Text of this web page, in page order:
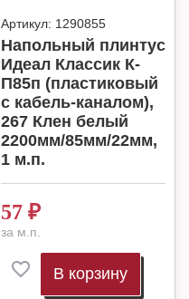
Артикул: 1290855
Напольный плинтус
Идеал Классик К-
П85п (пластиковый
с кабель-каналом),
267 Клен белый
2200мм/85мм/22мм,
1 м.п.
57 ₽
за м.п.
В корзину